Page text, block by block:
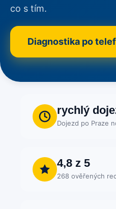
co s tím.
Diagnostika po
rychlý
Dojezd po Praze
4,8 z 5
268 ověřených